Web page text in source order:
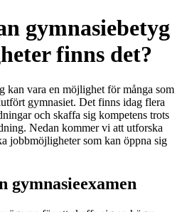
gymnasiebetyg
finns det?
kan vara en möjlighet för många som
gymnasiet. Det finns idag flera
och skaffa sig kompetens trots
Nedan kommer vi att utforska
jobbmöjligheter som kan öppna sig
gymnasieexamen